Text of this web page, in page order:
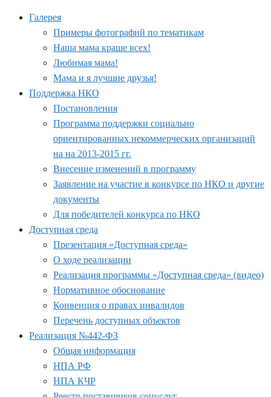
Галерея
Примеры фотографий по тематикам
Наша мама краше всех!
Любимая мама!
Мама и я лучшие друзья!
Поддержка НКО
Постановления
Программа поддержки социально
ориентированных некоммерческих организаций
на на 2013-2015 гг.
Внесение изменений в программу
Заявление на участие в конкурсе по НКО и другие
документы
Для победителей конкурса по НКО
Доступная среда
Презентация «Доступная среда»
О ходе реализации
Реализация программы «Доступная среда» (видео)
Нормативное обоснование
Конвенция о правах инвалидов
Перечень доступных объектов
Реализация №442-ФЗ
Общая информация
НПА РФ
НПА КЧР